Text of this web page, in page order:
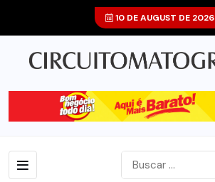
10 DE AUGUST DE 2026